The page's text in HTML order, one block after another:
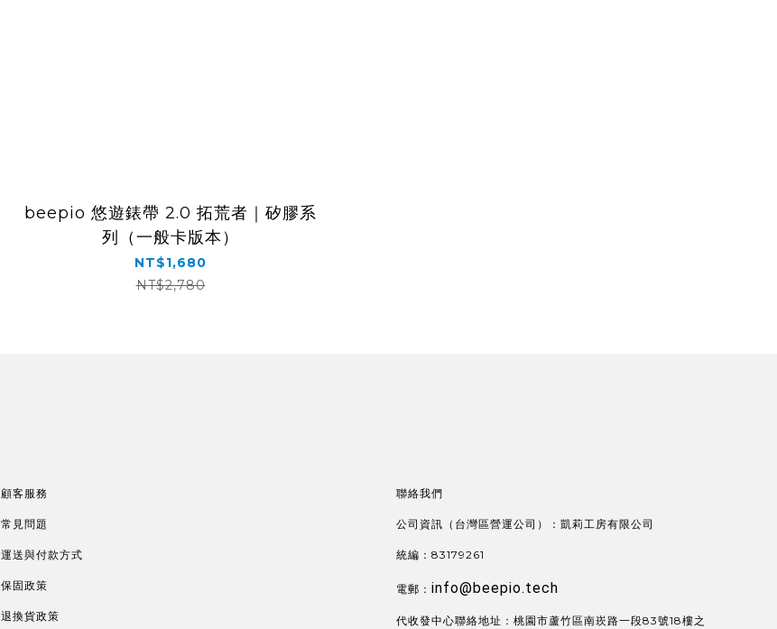
beepio 悠遊錶帶 2.0 拓荒者｜矽膠系
列（一般卡版本）
NT$1,680
NT$2,780
顧客服務
常見問題
運送與付款方式
保固政策
退換貨政策
聯絡我們
公司資訊（台灣區營運公司）：凱莉工房有限公司
統編：83179261
電郵： info@beepio.tech
代收發中心聯絡地址：桃園市蘆竹區南崁路一段83號18樓之